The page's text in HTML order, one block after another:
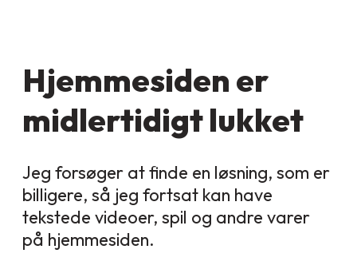
Hjemmesiden er
midlertidigt lukket
Jeg forsøger at finde en løsning, som er
billigere, så jeg fortsat kan have
tekstede videoer, spil og andre varer
på hjemmesiden.